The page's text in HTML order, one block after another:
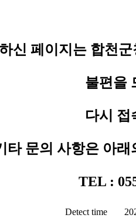
신 페이지는 합천
불편을
다시 접
타 문의 사항은 아
TEL :
Detect time